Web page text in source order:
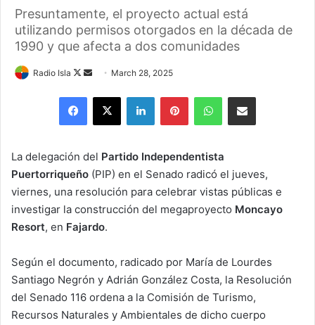
Presuntamente, el proyecto actual está
utilizando permisos otorgados en la década de
1990 y que afecta a dos comunidades
Radio Isla
Follow
Send
email
March 28, 2025
Facebook
X LinkedInPinterestWhatsAppShare via Email
La delegación del Partido Independentista
Puertorriqueño (PIP) en el Senado radicó el jueves,
viernes, una resolución para celebrar vistas públicas e
investigar la construcción del megaproyecto Moncayo
Resort, en Fajardo.
Según el documento, radicado por María de Lourdes
Santiago Negrón y Adrián González Costa, la Resolución
del Senado 116 ordena a la Comisión de Turismo,
Recursos Naturales y Ambientales de dicho cuerpo